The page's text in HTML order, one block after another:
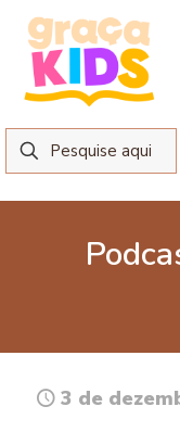
3 de